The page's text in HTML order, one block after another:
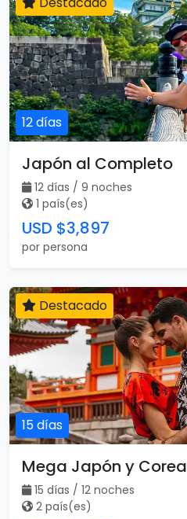
12 días
Japón al Completo
12 días / 9 noches
1 país(es)
USD $3,897
por persona
15 días
Destacado
Mega Japón y Corea
15 días / 12 noches
2 país(es)